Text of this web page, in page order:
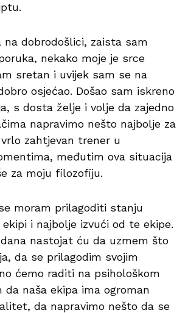
na dobrodošlici, zaista sam
nekako moje je srce
sretan i uvijek sam se na
osjećao. Došao sam iskreno
s dosta želje i volje da zajedno
napravimo nešto najbolje za
zahtjevan trener u
međutim ova situacija
za moju filozofiju.
moram prilagoditi stanju
i najbolje izvući od te ekipe.
nastojat ću da uzmem što
da se prilagodim svojim
ćemo raditi na psihološkom
naša ekipa ima ogroman
da napravimo nešto da se